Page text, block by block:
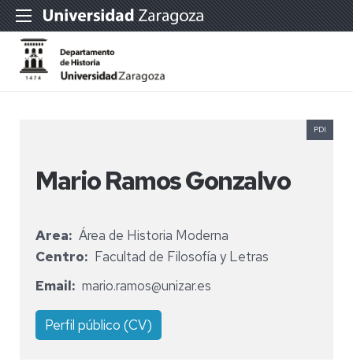
Mario Ramos Gonzalvo
PDI
Area
Área de Historia Moderna
Centro
Facultad de Filosofía y Letras
Email
mario.ramos@unizar.es
Perfil público (CV)